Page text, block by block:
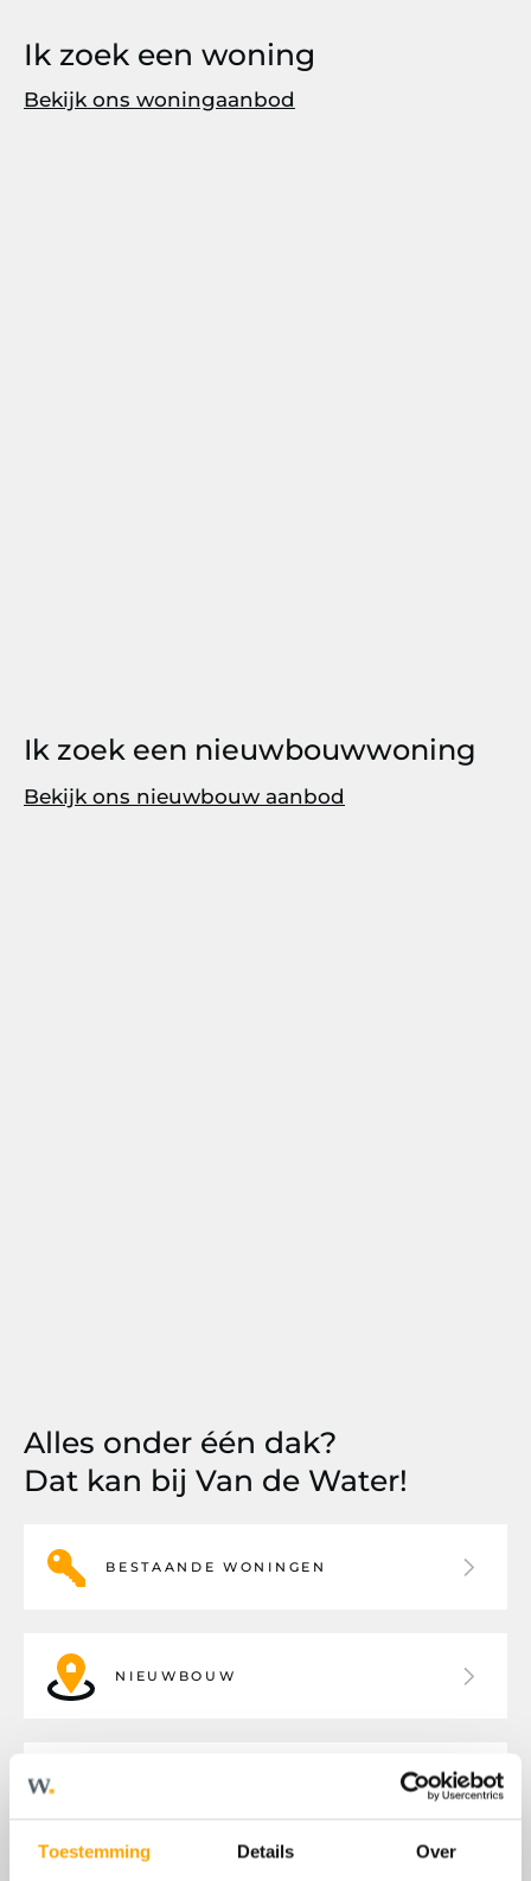
Toestemming Details Over
Ik zoek een woning
Bekijk ons woningaanbod
Ik zoek een nieuwbouwwoning
Bekijk ons nieuwbouw aanbod
Alles onder één dak?
Dat kan bij Van de Water!
BESTAANDE WONINGEN
NIEUWBOUW